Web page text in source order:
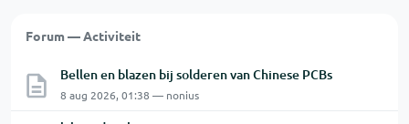
Forum — Activiteit
Bellen en blazen bij solderen van Chinese PCBs
8 aug 2026, 01:38 — nonius